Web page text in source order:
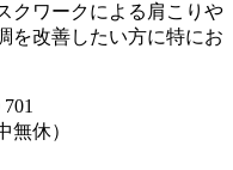
クワークによる肩こりや
を改善したい方に特にお
無休）